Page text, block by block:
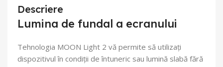
Descriere
Lumina de fundal a ecranului
Tehnologia MOON Light 2 vă permite să utilizați
dispozitivul în condiții de întuneric sau lumină slabă fără